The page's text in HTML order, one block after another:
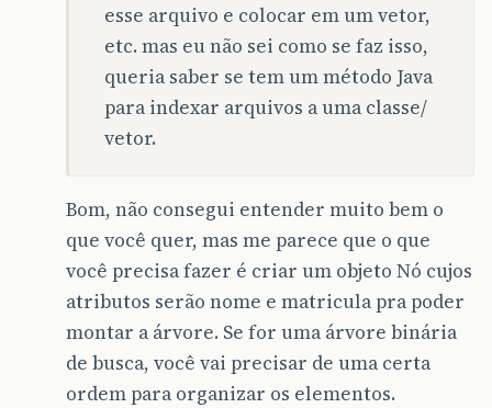
esse arquivo e colocar em um vetor,
etc. mas eu não sei como se faz isso,
queria saber se tem um método Java
para indexar arquivos a uma classe/
vetor.
Bom, não consegui entender muito bem o
que você quer, mas me parece que o que
você precisa fazer é criar um objeto Nó cujos
atributos serão nome e matricula pra poder
montar a árvore. Se for uma árvore binária
de busca, você vai precisar de uma certa
ordem para organizar os elementos.